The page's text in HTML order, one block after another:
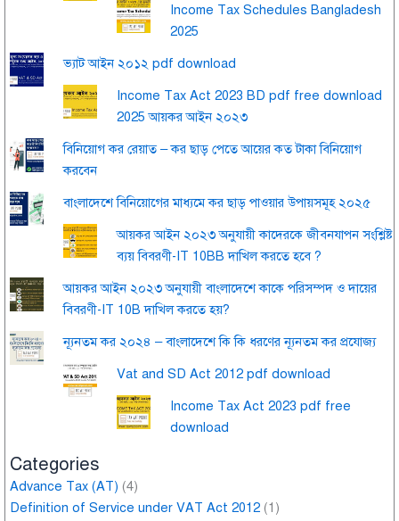
Income Tax Schedules Bangladesh
2025
ভ্যাট আইন ২০১২ pdf download
Income Tax Act 2023 BD pdf free download
2025 আয়কর আইন ২০২৩
বিনিয়োগ কর রেয়াত – কর ছাড় পেতে আয়ের কত টাকা বিনিয়োগ
করবেন
বাংলাদেশে বিনিয়োগের মাধ্যমে কর ছাড় পাওয়ার উপায়সমূহ ২০২৫
আয়কর আইন ২০২৩ অনুযায়ী কাদেরকে জীবনযাপন সংশ্লিষ্ট
ব্যয় বিবরণী-IT 10BB দাখিল করতে হবে ?
আয়কর আইন ২০২৩ অনুযায়ী বাংলাদেশে কাকে পরিসম্পদ ও দায়ের
বিবরণী-IT 10B দাখিল করতে হয়?
ন্যূনতম কর ২০২৪ – বাংলাদেশে কি কি ধরণের ন্যূনতম কর প্রযোজ্য
Vat and SD Act 2012 pdf download
Income Tax Act 2023 pdf free
download
Categories
Advance Tax (AT) (4)
Definition of Service under VAT Act 2012 (1)